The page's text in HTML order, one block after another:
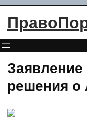
Перейти
Заявление
решения о